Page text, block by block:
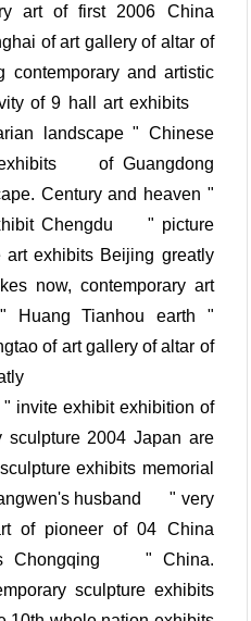
art of first 2006 China
of art gallery of altar of
contemporary and artistic
of 9 hall art exhibits
landscape " Chinese
exhibits of Guangdong
Century and heaven "
Chengdu " picture
exhibits Beijing greatly
now, contemporary art
Tianhou earth "
of art gallery of altar of
invite exhibit exhibition of
sculpture 2004 Japan are
exhibits memorial
husband " very
of pioneer of 04 China
Chongqing " China.
sculpture exhibits